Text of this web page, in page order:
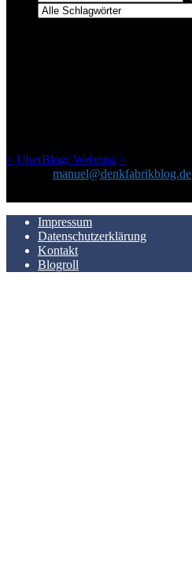
< UberBlogr Webring >
manuel@denkfabrikblog.de
Impressum
Datenschutzerklärung
Kontakt
Blogroll